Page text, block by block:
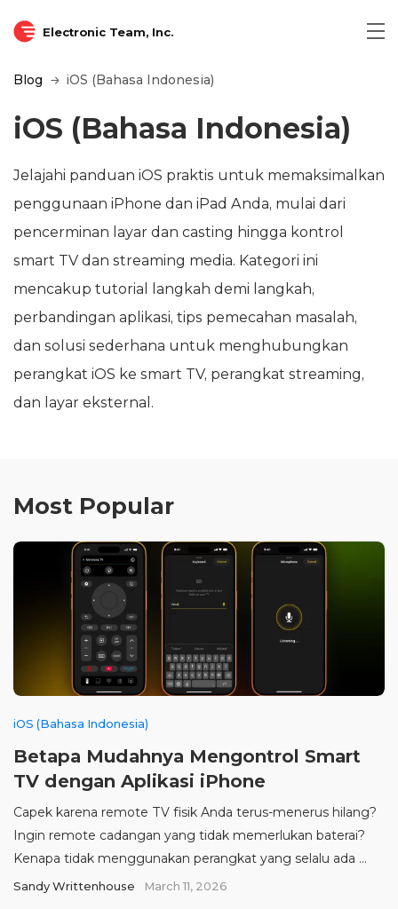
Electronic Team, Inc.
Blog iOS (Bahasa Indonesia)
iOS (Bahasa Indonesia)
Jelajahi panduan iOS praktis untuk memaksimalkan
penggunaan iPhone dan iPad Anda, mulai dari
pencerminan layar dan casting hingga kontrol
smart TV dan streaming media. Kategori ini
mencakup tutorial langkah demi langkah,
perbandingan aplikasi, tips pemecahan masalah,
dan solusi sederhana untuk menghubungkan
perangkat iOS ke smart TV, perangkat streaming,
dan layar eksternal.
Most Popular
iOS (Bahasa Indonesia)
Betapa Mudahnya Mengontrol Smart
TV dengan Aplikasi iPhone
Capek karena remote TV fisik Anda terus-menerus hilang?
Ingin remote cadangan yang tidak memerlukan baterai?
Kenapa tidak menggunakan perangkat yang selalu ada ...
Sandy Writtenhouse March 11, 2026